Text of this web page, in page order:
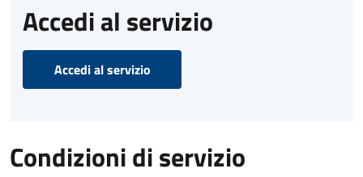
Accedi al servizio
Accedi al servizio
Condizioni di servizio